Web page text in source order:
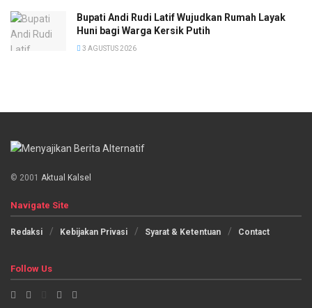
Bupati Andi Rudi Latif Wujudkan Rumah Layak
Huni bagi Warga Kersik Putih
3 AGUSTUS 2026
© 2001 Aktual Kalsel
Navigate Site
Redaksi Kebijakan Privasi Syarat & Ketentuan Contact
Follow Us